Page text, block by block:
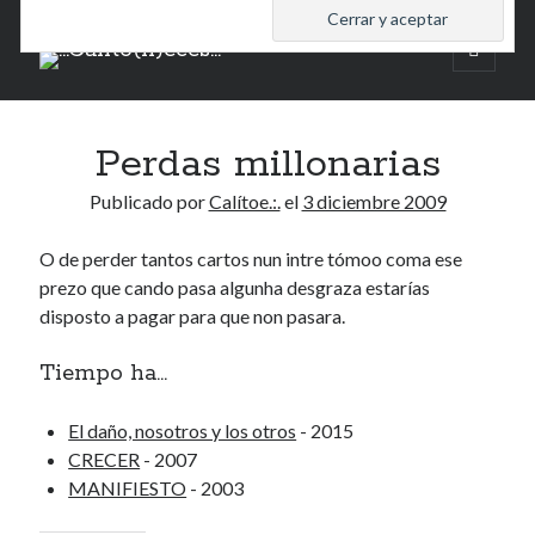
.:.Calito(h)eces.:.
abrir
menú
Barra
Buscar
Mandi te lo pide
Tienen algo que decir:
Calítoe.:.enMI HÁMSTER
Renegibertaguen
Perdas millonarias
Publicado porCalítoe.:.el 3 diciembre 2009
O de perder tantos cartos nun intre tómoo coma ese
prezo que cando pasa algunha desgraza estarías
disposto a pagar para que non pasara.
Tiempo ha...
El daño, nosotros y los otros - 2015
CRECER - 2007
MANIFIESTO - 2003